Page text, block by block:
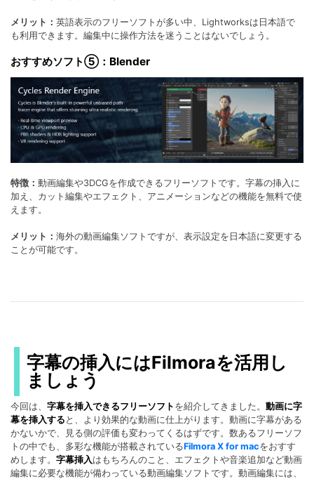
メリット： 英語表示のフリーソフトが多い中、Lightworksは日本語で
も利用できます。編集中に操作方法を迷うことはないでしょう。
おすすめソフト⑤：Blender
特徴： 動画編集や3DCGを作成できるフリーソフトです。字幕の挿入に
加え、カット編集やエフェクト、アニメーションなどの機能を無料で使
えます。
メリット： 海外の動画編集ソフトですが、表示設定を日本語に変更する
ことが可能です。
字幕の挿入にはFilmoraを活用し
ましょう
今回は、 字幕を挿入できるフリーソフト を紹介してきました。 動画に字
幕を挿入する と、より効果的な動画に仕上がります。動画に字幕がある
かないかで、見る側の評価も変わってくるはずです。数あるフリーソフ
トの中でも、多彩な機能が搭載されているFilmora X for macをおすす
めします。 字幕挿入はもちろんのこと、エフェクトや音楽追加など動画
編集に必要な機能が備わっている動画編集ソフトです。動画編集には、